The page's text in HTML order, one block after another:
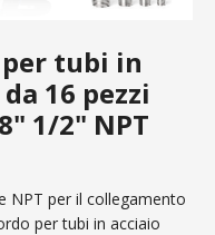
tubi in
16 pezzi
1/2" NPT
NPT per il collegamento
per tubi in acciaio